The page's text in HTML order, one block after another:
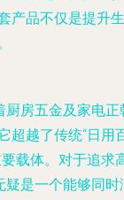
产品不仅是提升生
厨房五金及家电正
超越了传统“日用
载体。对于追求
疑是一个能够同时